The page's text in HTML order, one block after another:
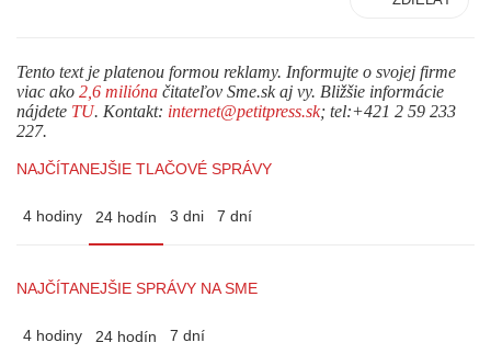
Tento text je platenou formou reklamy. Informujte o svojej firme
viac ako 2,6 milióna čitateľov Sme.sk aj vy. Bližšie informácie
nájdete TU. Kontakt: internet@petitpress.sk; tel:+421 2 59 233
227.
NAJČÍTANEJŠIE TLAČOVÉ SPRÁVY
4 hodiny 24 hodín 3 dni 7 dní
NAJČÍTANEJŠIE SPRÁVY NA SME
4 hodiny 24 hodín 7 dní